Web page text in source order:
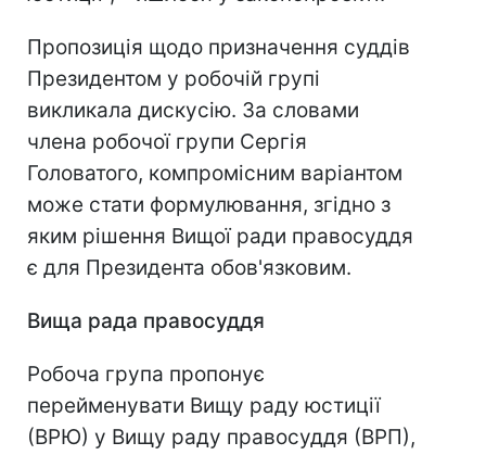
Пропозиція щодо призначення суддів
Президентом у робочій групі
викликала дискусію. За словами
члена робочої групи Сергія
Головатого, компромісним варіантом
може стати формулювання, згідно з
яким рішення Вищої ради правосуддя
є для Президента обов'язковим.
Вища рада правосуддя
Робоча група пропонує
перейменувати Вищу раду юстиції
(ВРЮ) у Вищу раду правосуддя (ВРП),